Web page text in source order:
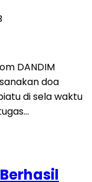
DANDIM
doa
di sela waktu